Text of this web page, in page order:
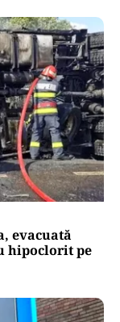
evacuată
hipoclorit pe